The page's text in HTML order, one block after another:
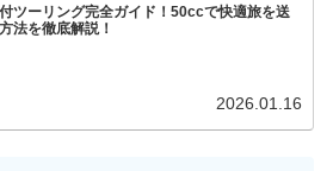
ツーリング完全ガイド！50ccで快適旅を送
法を徹底解説！
2026.01.16